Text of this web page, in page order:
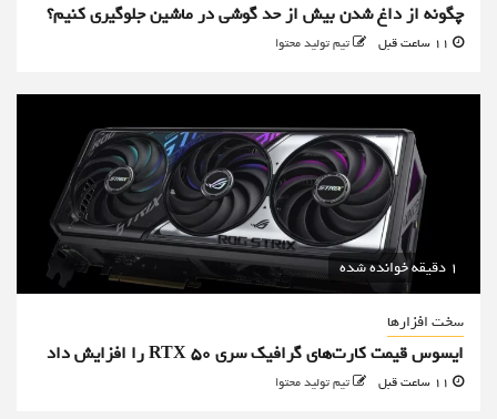
چگونه از داغ شدن بیش از حد گوشی در ماشین جلوگیری کنیم؟
تیم تولید محتوا
1 دقیقه خوانده شده
سخت افزارها
ایسوس قیمت کارت‌های گرافیک سری RTX 50 را افزایش داد
تیم تولید محتوا